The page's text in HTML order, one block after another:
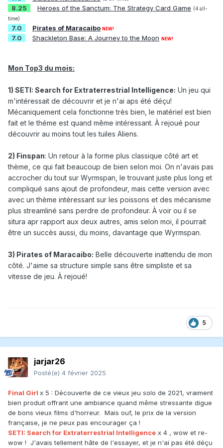
8.25 Heroes of the Sanctum: The Strategy Card Game (4 all-
time)
7.0 Pirates of Maracaibo NEW!
7.0 Shackleton Base: A Journey to the Moon NEW!
Mon Top3 du mois:
1) SETI: Search for Extraterrestrial Intelligence: Un jeu qui
m'intéressait de découvrir et je n'ai aps été déçu!
Mécaniquement cela fonctionne très bien, le matériel est bien
fait et le théme est quand même intéressant. À rejoué pour
découvrir au moins tout les tuiles Aliens.
2) Finspan: Un retour à la forme plus classique côté art et
thème, ce qui fait beaucoup de bien selon moi. On n'avais pas
accrocher du tout sur Wyrmspan, le trouvant juste plus long et
compliqué sans ajout de profondeur, mais cette version avec
avec un thème intéressant sur les poissons et des mécanisme
plus streamliné sans perdre de profondeur. À voir ou il se
situra apr rapport aux deux autres, amis selon moi, il pourrait
être un succès aussi, du moins, davantage que Wyrmspan.
3) Pirates of Maracaibo: Belle découverte inattendu de mon
côté. J'aime sa structure simple sans être simpliste et sa
vitesse de jeu. À rejoué!
5
jarjar26
Posté(e) 4 février 2025
Final Girl x 5 : Découverte de ce vieux jeu solo de 2021, vraiment
bien produit offrant une ambiance quand même stressante digue
de bons vieux films d'horreur. Mais ouf, le prix de la version
française, je ne peux pas encourager ça !
SETI: Search for Extraterrestrial Intelligence x 4 , wow et re-
wow ! J'avais tellement hâte de l'essayer, et je n'ai pas été déçu